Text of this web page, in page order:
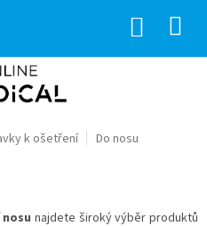
k ošetření Do nosu
najdete široký výběr produktů